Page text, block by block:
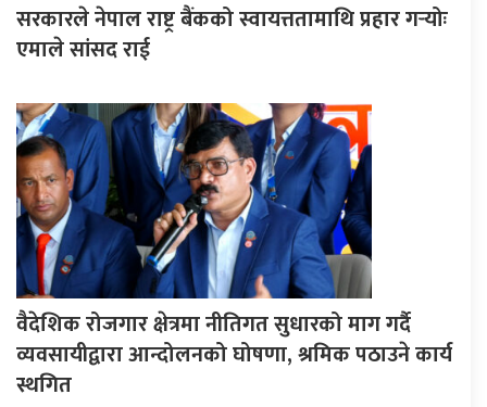
सरकारले नेपाल राष्ट्र बैंकको स्वायत्ततामाथि प्रहार गर्‍योः
एमाले सांसद राई
वैदेशिक रोजगार क्षेत्रमा नीतिगत सुधारको माग गर्दै
व्यवसायीद्वारा आन्दोलनको घोषणा, श्रमिक पठाउने कार्य
स्थगित